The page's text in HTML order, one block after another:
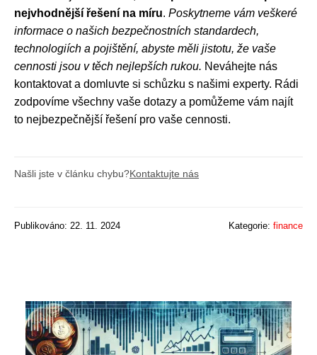
nejvhodnější řešení na míru. Poskytneme vám veškeré
informace o našich bezpečnostních standardech,
technologiích a pojištění, abyste měli jistotu, že vaše
cennosti jsou v těch nejlepších rukou. Neváhejte nás
kontaktovat a domluvte si schůzku s našimi experty. Rádi
zodpovíme všechny vaše dotazy a pomůžeme vám najít
to nejbezpečnější řešení pro vaše cennosti.
Našli jste v článku chybu?Kontaktujte nás
Publikováno: 22. 11. 2024 Kategorie: finance